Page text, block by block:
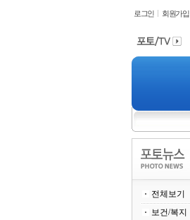
로그인 회원가입
전체보기
보건/복지